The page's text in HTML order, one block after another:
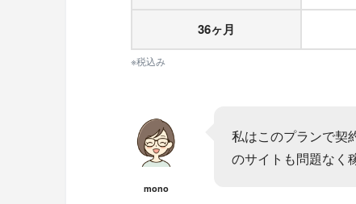
36ヶ月
※税込み
mono
私はこのプランで契
のサイトも問題なく